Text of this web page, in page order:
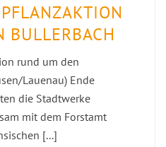
BULLERBACH
rund um den
Lauenau) Ende
die Stadtwerke
mit dem Forstamt
[...]